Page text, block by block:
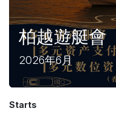
柏越遊艇會
2026年6月
Starts